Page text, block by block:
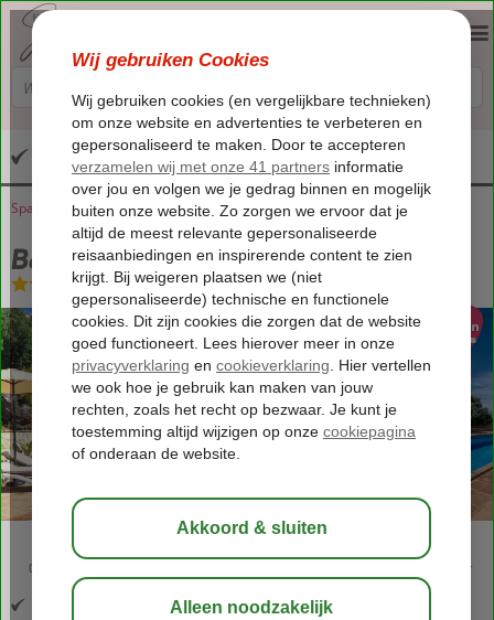
Altijd inclusief huurauto
Home
Spanje Andalusië Sedella B&B Lagabella
B&B Lagabella
Logies-Bed & Breakfast
03:05 bewaar
Inclusief vlucht en huurauto